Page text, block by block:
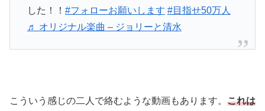
した！！ #フォローお願いします #目指せ50万人
♬ オリジナル楽曲 – ジョリーと清水
こういう感じの二人で絡むような動画もあります。 これは